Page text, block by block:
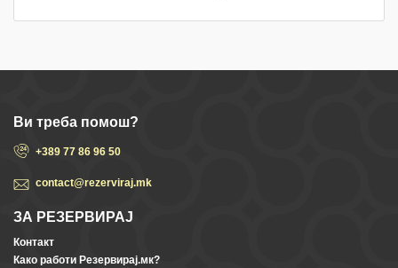
Ви треба помош?
+389 77 86 96 50
contact@rezerviraj.mk
ЗА РЕЗЕРВИРАЈ
Контакт
Како работи Резервирај.мк?